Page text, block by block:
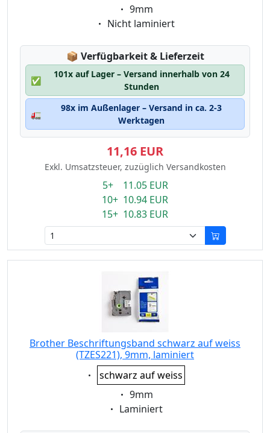
Eigenschaft:
9mm
Eigenschaft:
Nicht laminiert
📦 Lagerstatus:
Verfügbarkeit & Lieferzeit
✅
101x auf Lager – Versand innerhalb von 24
Stunden
🚛
98x im Außenlager – Versand in ca. 2-3
Werktagen
11,16 EUR
Exkl. Umsatzsteuer, zuzüglich Versandkosten
5+ 11.05 EUR
10+ 10.94 EUR
15+ 10.83 EUR
Brother Beschriftungsband schwarz auf weiss
(TZES221), 9mm, laminiert
Eigenschaft:
schwarz auf weiss
Eigenschaft:
9mm
Eigenschaft:
Laminiert